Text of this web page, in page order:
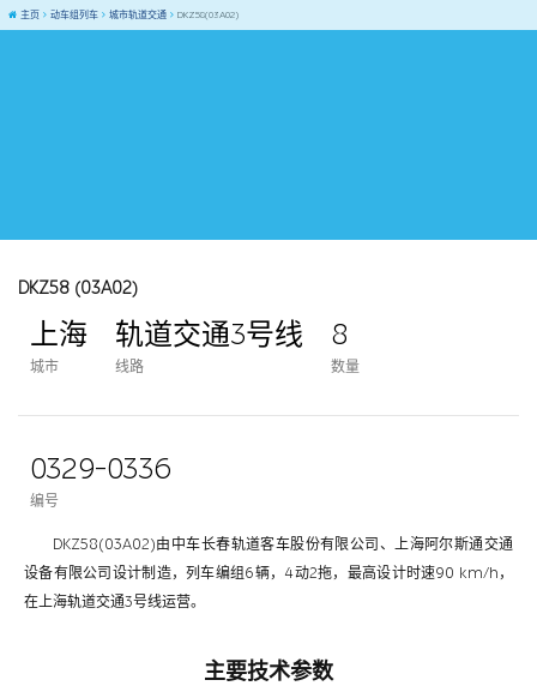
主页 动车组列车 城市轨道交通 DKZ58(03A02)
DKZ58 (03A02)
上海
城市
轨道交通3号线
线路
8
数量
0329-0336
编号
DKZ58(03A02)由中车长春轨道客车股份有限公司、上海阿尔斯通交通
设备有限公司设计制造，列车编组6辆，4动2拖，最高设计时速90 km/h，
在上海轨道交通3号线运营。
主要技术参数